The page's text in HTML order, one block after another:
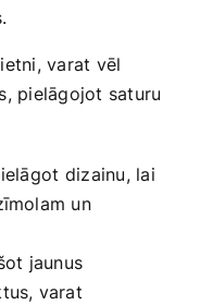
varat vēl
pielāgojot saturu
⁢dizainu, lai⁣
un
jaunus
varat